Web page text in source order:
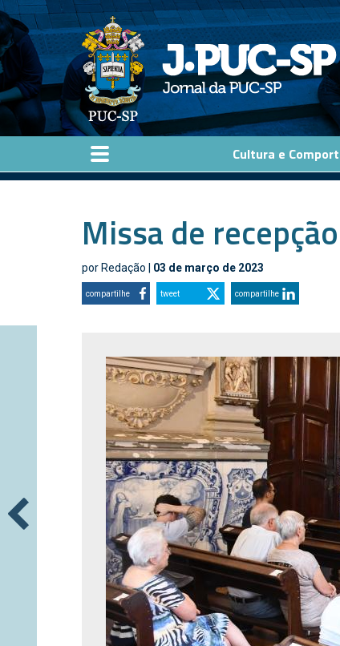
Pular para o conteúdo principal
Cultura e
Missa de
por Redação 03 de março de 2023
compartilhe tweet compartilhe